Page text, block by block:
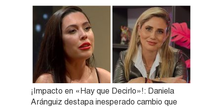
¡Impacto en «Hay que Decirlo»!: Daniela
Aránguiz destapa inesperado cambio que